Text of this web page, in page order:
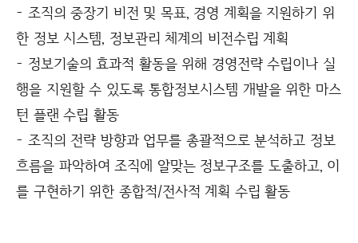
- 조직의 중장기 비전 및 목표, 경영 계획을 지원하기 위
한 정보 시스템, 정보관리 체계의 비전수립 계획
- 정보기술의 효과적 활동을 위해 경영전략 수립이나 실
행을 지원할 수 있도록 통합정보시스템 개발을 위한 마스
턴 플랜 수립 활동
- 조직의 전략 방향과 업무를 총괄적으로 분석하고 정보
흐름을 파악하여 조직에 알맞는 정보구조를 도출하고, 이
를 구현하기 위한 종합적/전사적 계획 수립 활동